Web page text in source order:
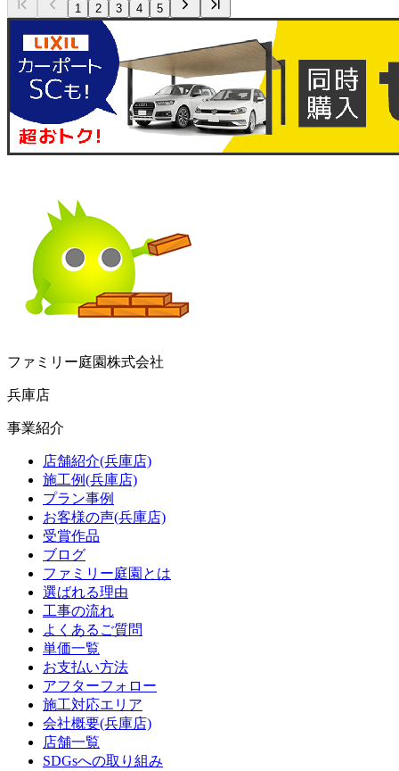
1 2 3 4 5
ファミリー庭園株式会社
兵庫店
事業紹介
店舗紹介(兵庫店)
施工例(兵庫店)
プラン事例
お客様の声(兵庫店)
受賞作品
ブログ
ファミリー庭園とは
選ばれる理由
工事の流れ
よくあるご質問
単価一覧
お支払い方法
アフターフォロー
施工対応エリア
会社概要(兵庫店)
店舗一覧
SDGsへの取り組み